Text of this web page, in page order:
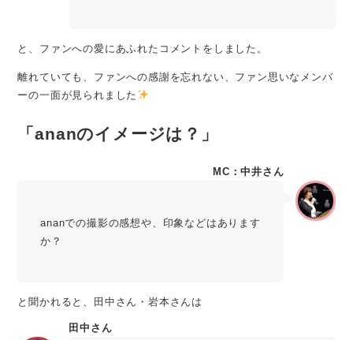
と、ファンへの愛にあふれたコメントをしました。
離れていても、ファンへの感謝を忘れない、ファン思いなメンバ
ーの一面が見られました
「ananのイメージは？」
MC：中井さん
ananでの撮影の感想や、印象などはあります
か？
と聞かれると、田中さん・岩本さんは
田中さん